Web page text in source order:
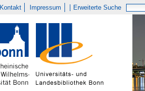
Kontakt Impressum Erweiterte Suche